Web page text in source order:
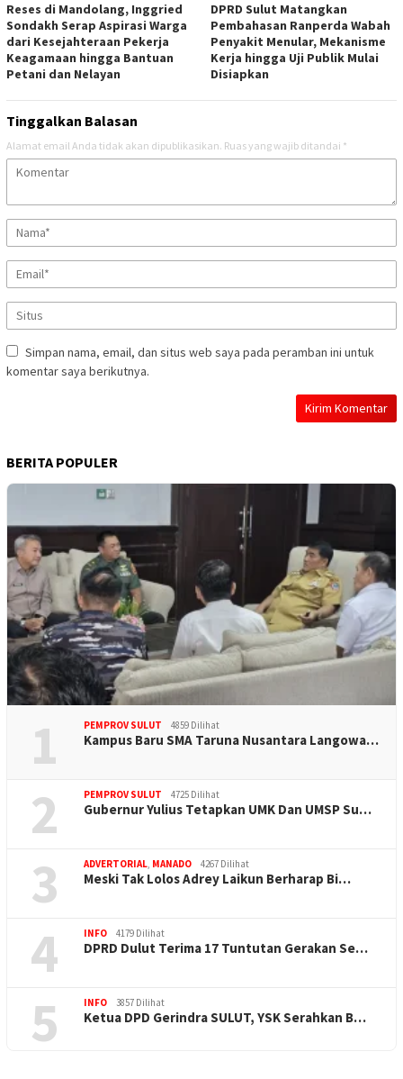
Reses di Mandolang, Inggried
Sondakh Serap Aspirasi Warga
dari Kesejahteraan Pekerja
Keagamaan hingga Bantuan
Petani dan Nelayan
DPRD Sulut Matangkan
Pembahasan Ranperda Wabah
Penyakit Menular, Mekanisme
Kerja hingga Uji Publik Mulai
Disiapkan
Tinggalkan Balasan
Alamat email Anda tidak akan dipublikasikan. Ruas yang wajib ditandai *
Simpan nama, email, dan situs web saya pada peramban ini untuk
komentar saya berikutnya.
BERITA POPULER
1 PEMPROV SULUT 4859 Dilihat
Kampus Baru SMA Taruna Nusantara Langowa…
2 PEMPROV SULUT 4725 Dilihat
Gubernur Yulius Tetapkan UMK Dan UMSP Su…
3 ADVERTORIAL, MANADO 4267 Dilihat
Meski Tak Lolos Adrey Laikun Berharap Bi…
4 INFO 4179 Dilihat
DPRD Dulut Terima 17 Tuntutan Gerakan Se…
5 INFO 3857 Dilihat
Ketua DPD Gerindra SULUT, YSK Serahkan B…